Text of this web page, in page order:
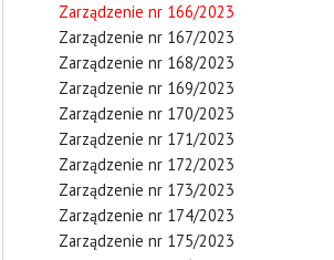
Zarządzenie nr 166/2023
Zarządzenie nr 167/2023
Zarządzenie nr 168/2023
Zarządzenie nr 169/2023
Zarządzenie nr 170/2023
Zarządzenie nr 171/2023
Zarządzenie nr 172/2023
Zarządzenie nr 173/2023
Zarządzenie nr 174/2023
Zarządzenie nr 175/2023